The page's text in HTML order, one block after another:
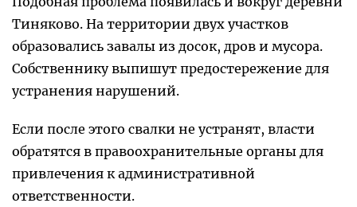
Тиняково. На территории двух участков
образовались завалы из досок, дров и мусора.
Собственнику выпишут предостережение для
устранения нарушений.
Если после этого свалки не устранят, власти
обратятся в правоохранительные органы для
привлечения к административной
ответственности.